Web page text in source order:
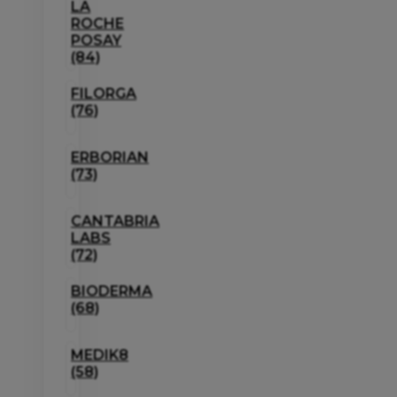
LA
ROCHE
POSAY
(84)
FILORGA
(76)
ERBORIAN
(73)
CANTABRIA
LABS
(72)
BIODERMA
(68)
MEDIK8
(58)